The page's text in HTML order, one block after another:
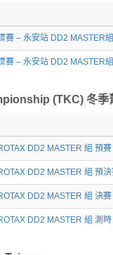
賽 – 永安站 DD2 MASTER
賽 – 永安站 DD2 MASTER
(TKC) 冬季
DD2 MASTER 組 預賽
DD2 MASTER 組 預
DD2 MASTER 組 決賽
DD2 MASTER 組 測時